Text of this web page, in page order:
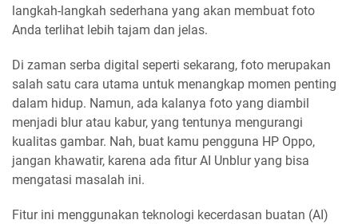
langkah-langkah sederhana yang akan membuat foto
Anda terlihat lebih tajam dan jelas.
Di zaman serba digital seperti sekarang, foto merupakan
salah satu cara utama untuk menangkap momen penting
dalam hidup. Namun, ada kalanya foto yang diambil
menjadi blur atau kabur, yang tentunya mengurangi
kualitas gambar. Nah, buat kamu pengguna HP Oppo,
jangan khawatir, karena ada fitur AI Unblur yang bisa
mengatasi masalah ini.
Fitur ini menggunakan teknologi kecerdasan buatan (AI)